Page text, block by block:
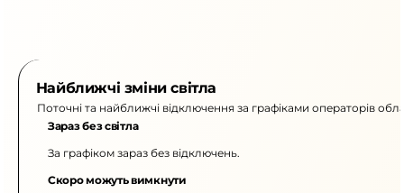
Найближчі зміни світла
Поточні та найближчі відключення за графіками операторів
Зараз без світла
За графіком зараз без відключень.
Скоро можуть вимкнути